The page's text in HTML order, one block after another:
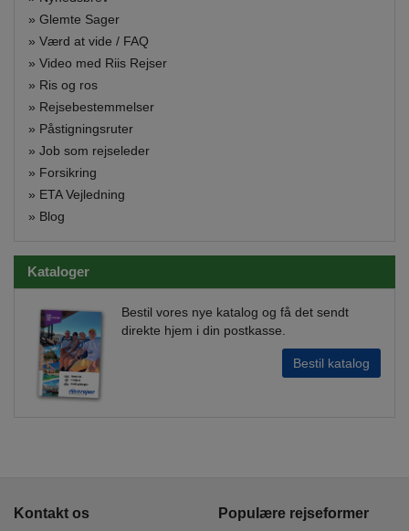
» Glemte Sager
» Værd at vide / FAQ
» Video med Riis Rejser
» Ris og ros
» Rejsebestemmelser
» Påstigningsruter
» Job som rejseleder
» Forsikring
» ETA Vejledning
» Blog
Kataloger
Bestil vores nye katalog og få det sendt
direkte hjem i din postkasse.
Bestil katalog
Kontakt os Populære rejseformer